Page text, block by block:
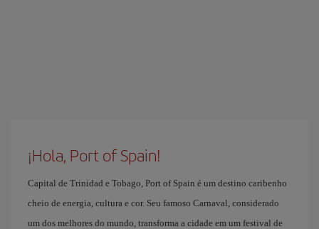
¡Hola, Port of Spain!
Capital de Trinidad e Tobago, Port of Spain é um destino caribenho
cheio de energia, cultura e cor. Seu famoso Carnaval, considerado
um dos melhores do mundo, transforma a cidade em um festival de